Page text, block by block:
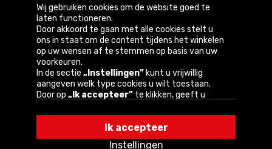
Belgique België Deutschland France Österreich
Copyright © 2026
Informatie over cookies
Wij gebruiken cookies om de website goed te
laten functioneren.
Door akkoord te gaan met alle cookies stelt u
ons in staat om de content tijdens het winkelen
op uw wensen af te stemmen op basis van uw
voorkeuren.
In de sectie „Instellingen” kunt u vrijwillig
aangeven welk type cookies u wilt toestaan.
Door op „Ik accepteer” te klikken, geeft u
volgens de instellingen van uw browser.
U kunt uw keuze te allen tijde wijzigen door op
„Instellingen”in het cookiebeleid te klikken.
Instellingen
Ik accepteer